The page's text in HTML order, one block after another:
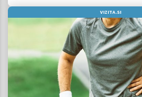
VIZITA.SI